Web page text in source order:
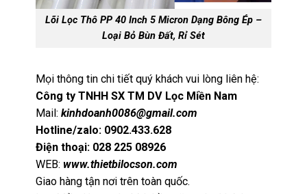
Lõi Lọc Thô PP 40 Inch 5 Micron Dạng Bông Ép –
Loại Bỏ Bùn Đất, Rỉ Sét
Mọi thông tin chi tiết quý khách vui lòng liên hệ:
Công ty TNHH SX TM DV Lọc Miền Nam
Mail:kinhdoanh0086@gmail.com
Hotline/zalo: 0902.433.628
Điện thoại: 028 225 08926
WEB: www.thietbilocson.com
Giao hàng tận nơi trên toàn quốc.